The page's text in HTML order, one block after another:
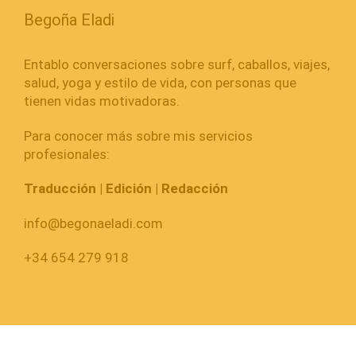
Begoña Eladi
Entablo conversaciones sobre surf, caballos, viajes,
salud, yoga y estilo de vida, con personas que
tienen vidas motivadoras.
Para conocer más sobre mis servicios
profesionales:
Traducción | Edición | Redacción
info@begonaeladi.com
+34 654 279 918